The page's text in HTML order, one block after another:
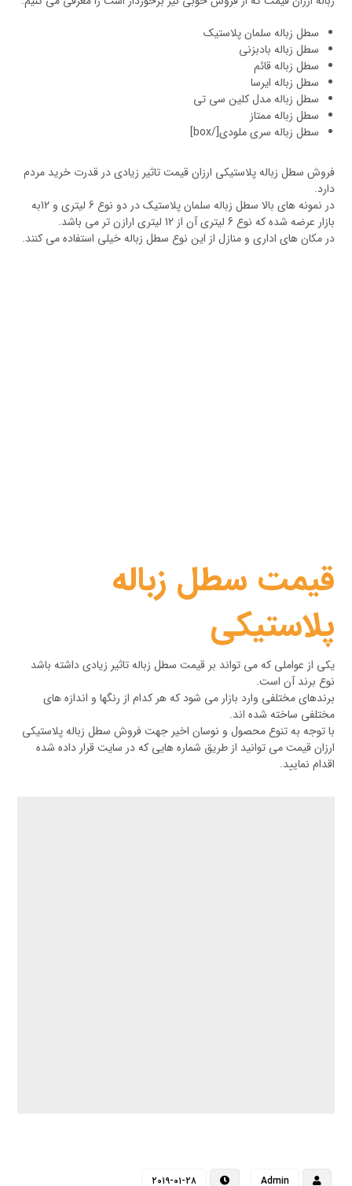
سطل زباله سلمان پلاستیک
سطل زباله بادبزنی
سطل زباله قائم
سطل زباله ایرسا
سطل زباله مدل کلین سی تی
سطل زباله ممتاز
سطل زباله سری ملودی[/box]
فروش سطل زباله پلاستیکی ارزان قیمت تاثیر زیادی در قدرت خرید مردم
دارد.
در نمونه های بالا سطل زباله سلمان پلاستیک در دو نوع 6 لیتری و 12به
بازار عرضه شده که نوع 6 لیتری آن از 12 لیتری ارازن تر می باشد.
در مکان های اداری و منازل از این نوع سطل زباله خیلی استفاده می کنند.
قیمت سطل زباله
پلاستیکی
یکی از عواملی که می تواند بر قیمت سطل زباله تاثیر زیادی داشته باشد
نوع برند آن است.
برندهای مختلفی وارد بازار می شود که هر کدام از رنگها و اندازه های
مختلفی ساخته شده اند.
با توجه به تنوع محصول و نوسان اخیر جهت فروش سطل زباله پلاستیکی
ارزان قیمت می توانید از طریق شماره هایی که در سایت قرار داده شده
اقدام نمایید.
Admin ۲۰۱۹-۰۱-۲۸